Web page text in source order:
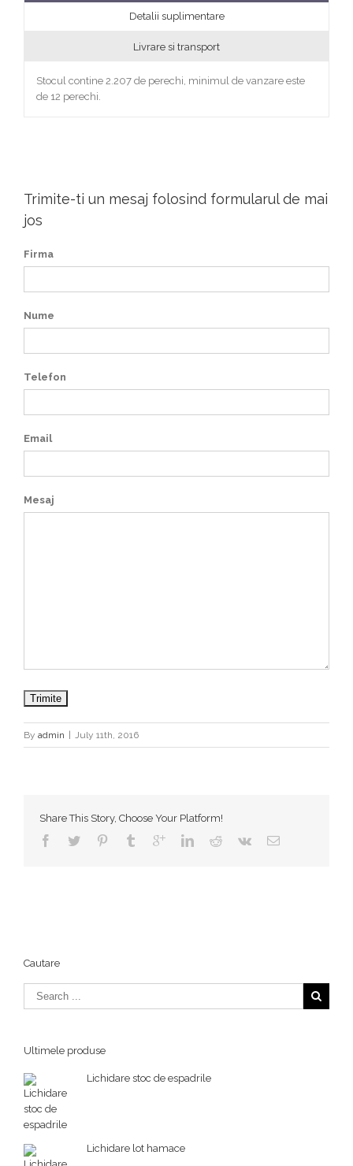
Detalii suplimentare
Livrare si transport
Stocul contine 2.207 de perechi, minimul de vanzare este
de 12 perechi.
Trimite-ti un mesaj folosind formularul de mai
jos
Firma
Nume
Telefon
Email
Mesaj
By admin | July 11th, 2016
Share This Story, Choose Your Platform!
Cautare
Ultimele produse
Lichidare stoc de espadrile
Lichidare lot hamace